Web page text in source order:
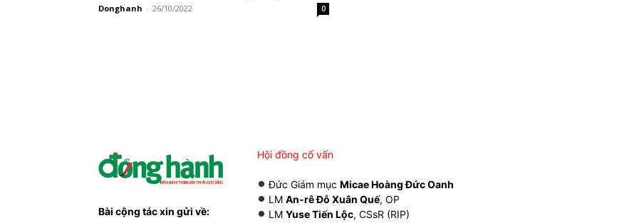
Donghanh - 26/10/2022 0
Bài cộng tác xin gửi về:
Hội đồng cố vấn
Đức Giám mụcMicae Hoàng Đức Oanh
LMAn-rê Đỗ Xuân Quế, OP
LMYuse Tiến Lộc, CSsR (RIP)